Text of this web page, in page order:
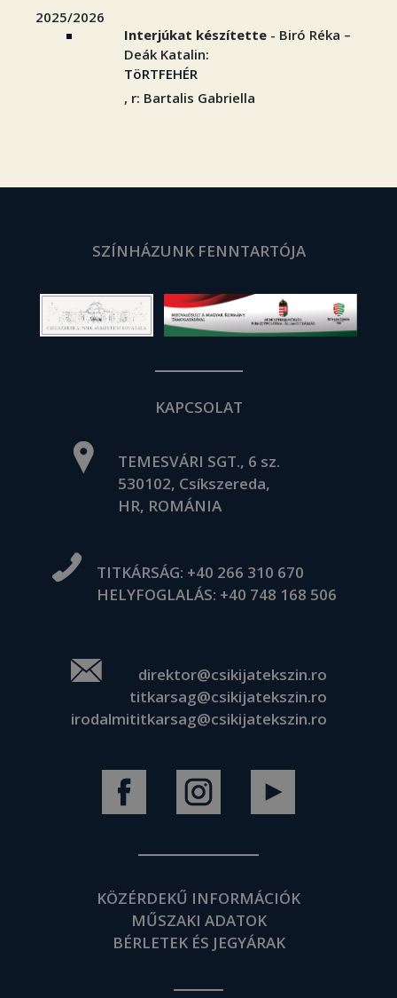
2025/2026
Interjúkat készítette - Biró Réka –
Deák Katalin:
TöRTFEHÉR
, r: Bartalis Gabriella
SZÍNHÁZUNK FENNTARTÓJA
KAPCSOLAT
TEMESVÁRI SGT., 6 sz.
530102, Csíkszereda,
HR, ROMÁNIA
TITKÁRSÁG: +40 266 310 670
HELYFOGLALÁS: +40 748 168 506
direktor@csikijatekszin.ro
titkarsag@csikijatekszin.ro
irodalmititkarsag@csikijatekszin.ro
KÖZÉRDEKŰ INFORMÁCIÓK
MŰSZAKI ADATOK
BÉRLETEK ÉS JEGYÁRAK